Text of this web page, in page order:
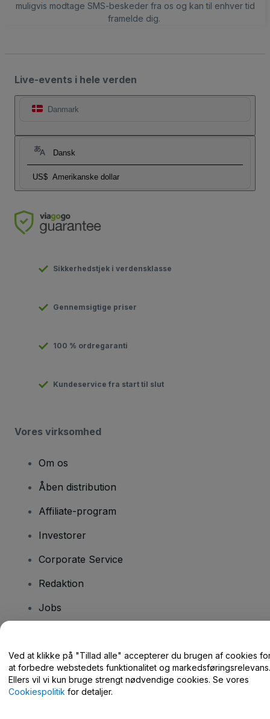
muligvis modtage SMS-beskeder fra os og kan til enhver tid
framelde dig.
Live-events i hele verden
Danmark
Dansk
US$ Amerikanske dollar
Sikkerhedstjek i verdensklasse
Gennemsigtige priser
100 % ordregaranti
Kundeservice fra start til slut
Vores virksomhed
Om os
Åben distribution
Affiliate-program
Investorer
Corporate Service
Redaktion
Jobs
Har du spørgsmål?
Hjælpecenter / Kontakt os
Ved at klikke på "Tillad alle" accepterer du brugen af cookies
at forbedre webstedets funktionalitet og markedsføringsrelevans.
Ellers vil vi kun bruge strengt nødvendige cookies. Se vores
Cookiespolitik for detaljer.